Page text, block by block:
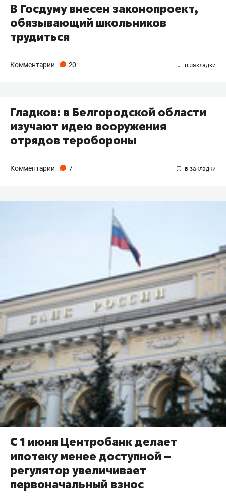
В Госдуму внесен законопроект,
обязывающий школьников
трудиться
Комментарии 20
Гладков: в Белгородской области
изучают идею вооружения
отрядов теробороны
Комментарии 7
С 1 июня Центробанк делает
ипотеку менее доступной –
регулятор увеличивает
первоначальный взнос